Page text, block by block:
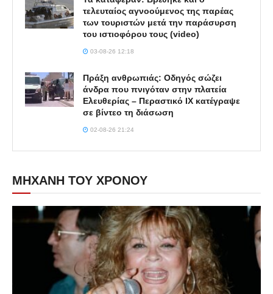
τελευταίος αγνοούμενος της παρέας
των τουριστών μετά την παράσυρση
του ιστιοφόρου τους (video)
03-08-26 12:18
Πράξη ανθρωπιάς: Οδηγός σώζει
άνδρα που πνιγόταν στην πλατεία
Ελευθερίας – Περαστικό ΙΧ κατέγραψε
σε βίντεο τη διάσωση
02-08-26 21:24
ΜΗΧΑΝΗ ΤΟΥ ΧΡΟΝΟΥ